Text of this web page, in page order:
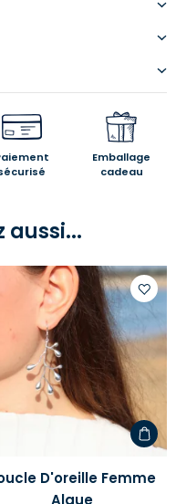
Emballage
cadeau
aussi...
à
votre
liste
D'oreille Femme
Algue